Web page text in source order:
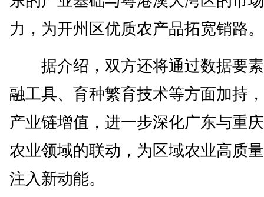
力，为开州区优质农产品拓宽销路。
据介绍，双方还将通过数据要
融工具、育种繁育技术等方面加持
产业链增值，进一步深化广东与重
农业领域的联动，为区域农业高质
注入新动能。